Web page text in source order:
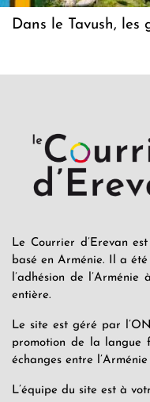
Dans le Tavush, les
Le Courrier d’Erevan
basé en Arménie. Il a
l’adhésion de
entière.
Le site est géré par
promotion de la langue
échanges entre
L’équipe du site est à